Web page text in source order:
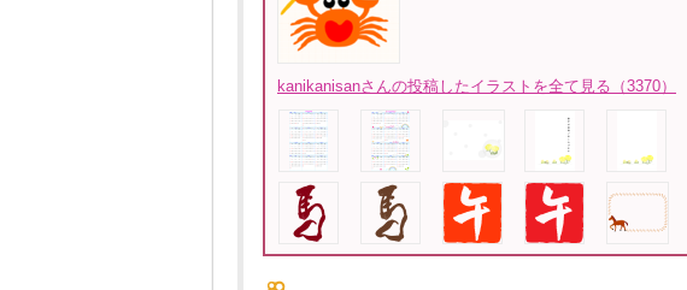
kanikanisanさんの投稿したイラストを全て見る（3370）